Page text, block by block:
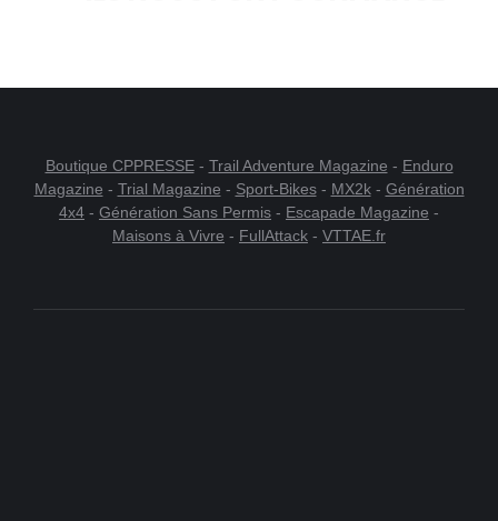
Boutique CPPRESSE- Trail Adventure Magazine - Enduro
Magazine - Trial Magazine - Sport-Bikes- MX2k- Génération
4x4 - Génération Sans Permis - Escapade Magazine -
Maisons à Vivre - FullAttack - VTTAE.fr